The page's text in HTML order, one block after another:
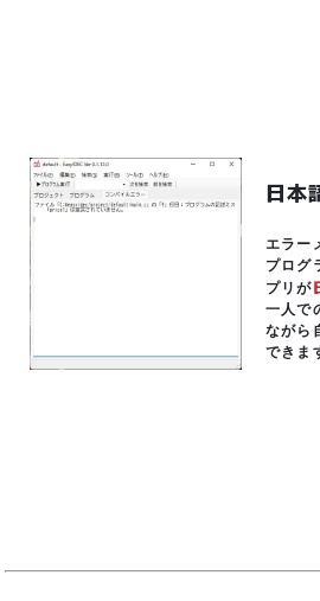
日本
エラー
プログ
プリが
一人で
ながら
できま